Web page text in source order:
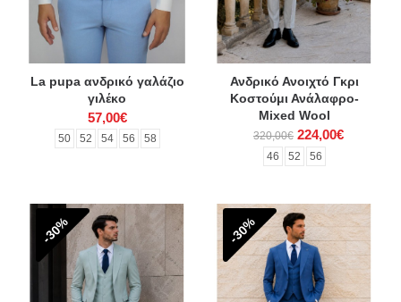
La pupa ανδρικό γαλάζιο
γιλέκο
57,00€
50 52 54 56 58
Ανδρικό Ανοιχτό Γκρι
Κοστούμι Ανάλαφρο-
Mixed Wool
320,00€ 224,00€
46 52 56
-30% -30%